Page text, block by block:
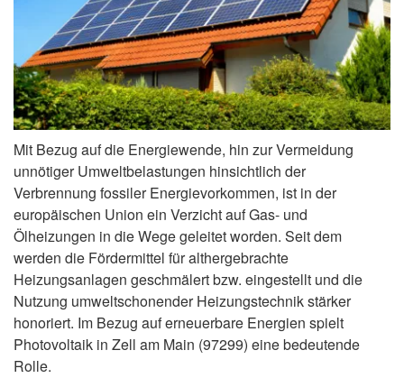
Mit Bezug auf die Energiewende, hin zur Vermeidung
unnötiger Umweltbelastungen hinsichtlich der
Verbrennung fossiler Energievorkommen, ist in der
europäischen Union ein Verzicht auf Gas- und
Ölheizungen in die Wege geleitet worden. Seit dem
werden die Fördermittel für althergebrachte
Heizungsanlagen geschmälert bzw. eingestellt und die
Nutzung umweltschonender Heizungstechnik stärker
honoriert. Im Bezug auf erneuerbare Energien spielt
Photovoltaik in Zell am Main (97299) eine bedeutende
Rolle.